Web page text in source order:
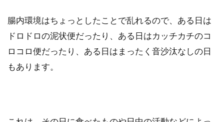
腸内環境はちょっとしたことで乱れるので、ある日は
ドロドロの泥状便だったり、ある日はカッチカチのコ
ロコロ便だったり、ある日はまったく音沙汰なしの日
もあります。